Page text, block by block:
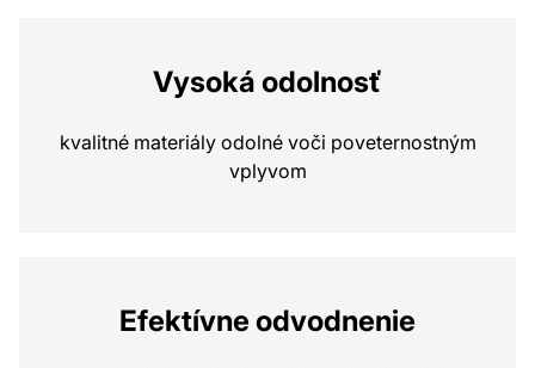
Vysoká odolnosť
kvalitné materiály odolné voči poveternostným
vplyvom
Efektívne odvodnenie